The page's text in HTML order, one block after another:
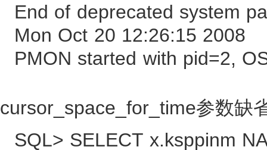
End of deprecated system
Mon Oct 20 12:26:15 2008
PMON started with pid=2,
cursor_space_for_time参数缺
SQL> SELECT x.ksppinm